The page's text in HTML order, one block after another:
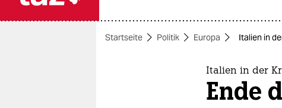
themen
Startseite Politik Europa Italien in
Italien in der
Ende